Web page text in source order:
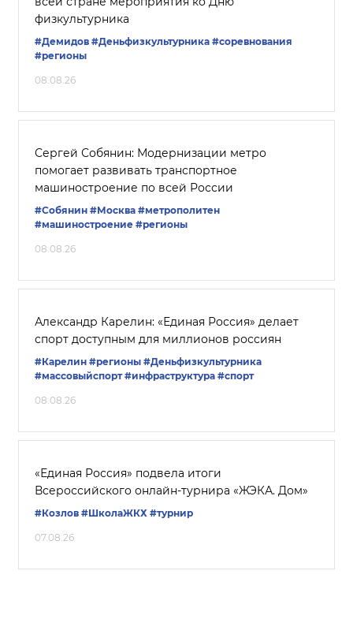
физкультурника
#Демидов #Деньфизкультурника #соревнования
#регионы
08.08.26
Сергей Собянин: Модернизации метро
помогает развивать транспортное
машиностроение по всей России
#Собянин #Москва #метрополитен
#машиностроение #регионы
08.08.26
Александр Карелин: «Единая Россия» делает
спорт доступным для миллионов россиян
#Карелин #регионы #Деньфизкультурника
#массовыйспорт #инфраструктура #спорт
08.08.26
«Единая Россия» подвела итоги
Всероссийского онлайн-турнира «ЖЭКА. Дом»
#Козлов #ШколаЖКХ #турнир
07.08.26